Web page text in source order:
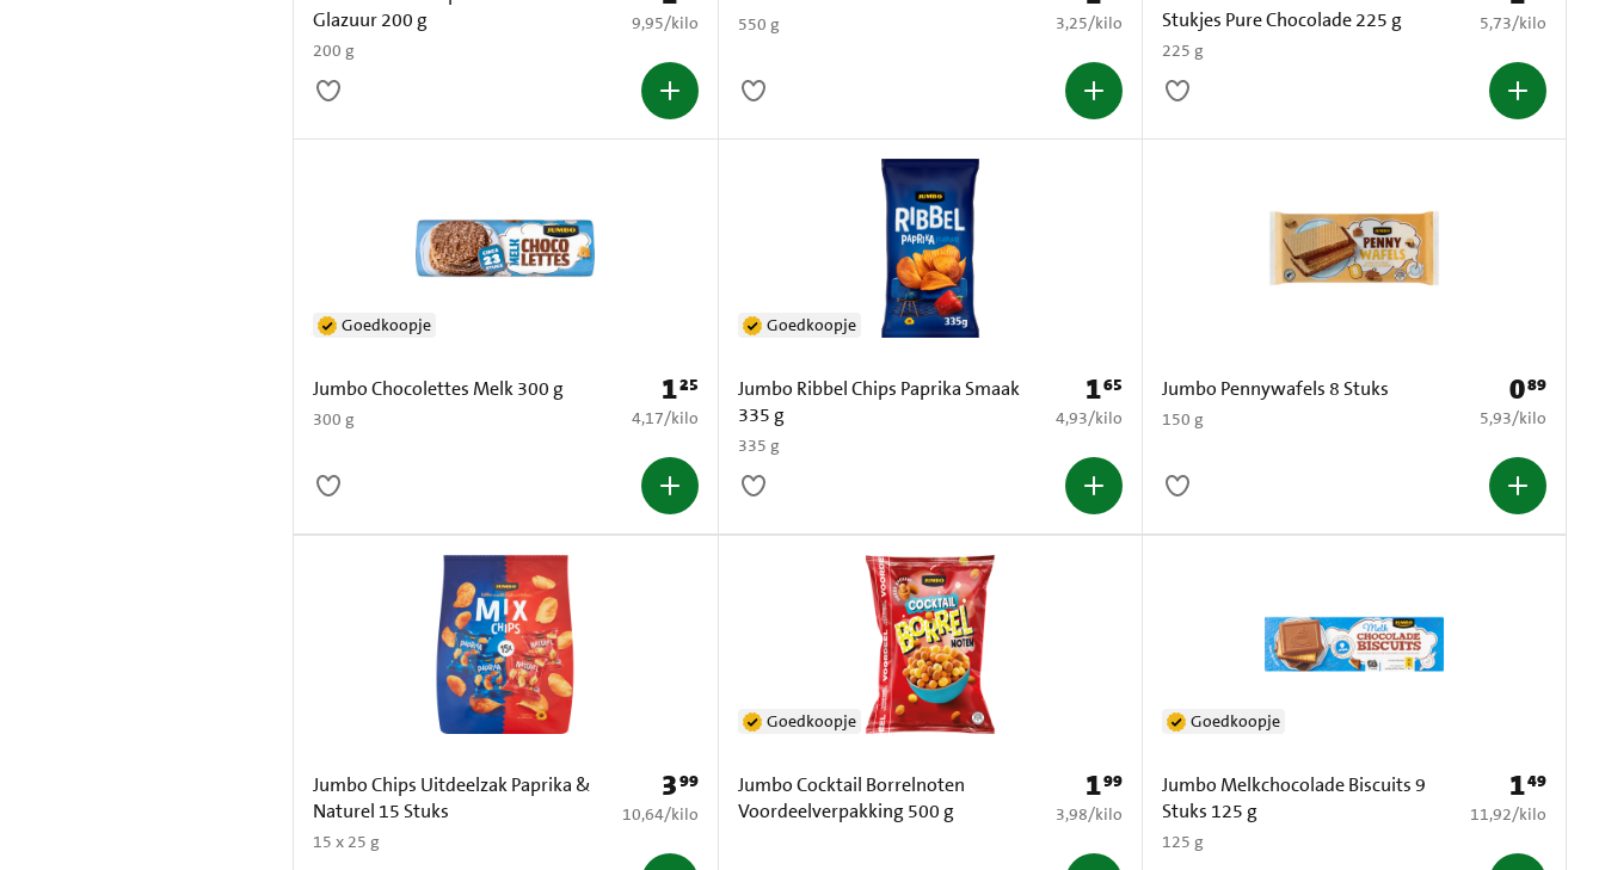
Glazuur 200 g
200 g
€ 9,95 per kilo
9,95/kilo 550 g
€ 3,25 per kilo
3,25/kilo
Stukjes Pure Chocolade 225 g
225 g
€ 5,73 per kilo
5,73/kilo
Jumbo Chocolettes Melk 300 g
300 g
Goedkoopje
Prijs: € 1,25
125
€ 4,17 per kilo
4,17/kilo
Jumbo Ribbel Chips Paprika Smaak
335 g
335 g
Goedkoopje
Prijs: € 1,65
165
€ 4,93 per kilo
4,93/kilo
Jumbo Pennywafels 8 Stuks
150 g
Prijs: € 0,89
089
€ 5,93 per kilo
5,93/kilo
Jumbo Chips Uitdeelzak Paprika &
Naturel 15 Stuks
15 x 25 g
Prijs: € 3,99
399
€ 10,64 per kilo
10,64/kilo
Jumbo Cocktail Borrelnoten
Voordeelverpakking 500 g
Goedkoopje
Prijs: € 1,99
199
€ 3,98 per kilo
3,98/kilo
Jumbo Melkchocolade Biscuits 9
Stuks 125 g
125 g
Goedkoopje
Prijs: € 1,49
149
€ 11,92 per kilo
11,92/kilo